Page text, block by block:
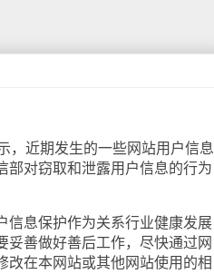
近期发生的一些网站用户信息
部对窃取和泄露用户信息的行为
息保护作为关系行业健康发展
善做好善后工作，尽快通过网
改在本网站或其他网站使用的相